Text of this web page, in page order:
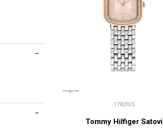
1782925
Tommy Hilfiger Satovi